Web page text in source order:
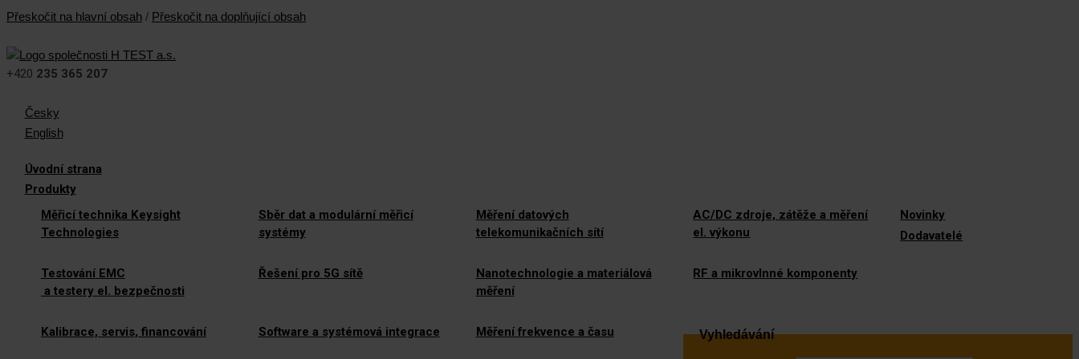
Přeskočit na hlavní obsah / Přeskočit na doplňující obsah
+420 235 365 207
Česky
English
Úvodní strana
Produkty
Měřicí technika Keysight
Technologies
Sběr dat a modulární měřicí
systémy
Měření datových
telekomunikačních sítí
AC/DC zdroje, zátěže a měření
el. výkonu
Testování EMC
a testery el. bezpečnosti
Řešení pro 5G sítě
Nanotechnologie a materiálová
měření
RF a mikrovlnné komponenty
Kalibrace, servis, financování Software a systémová integrace Měření frekvence a času
Novinky
Dodavatelé
Vyhledávání